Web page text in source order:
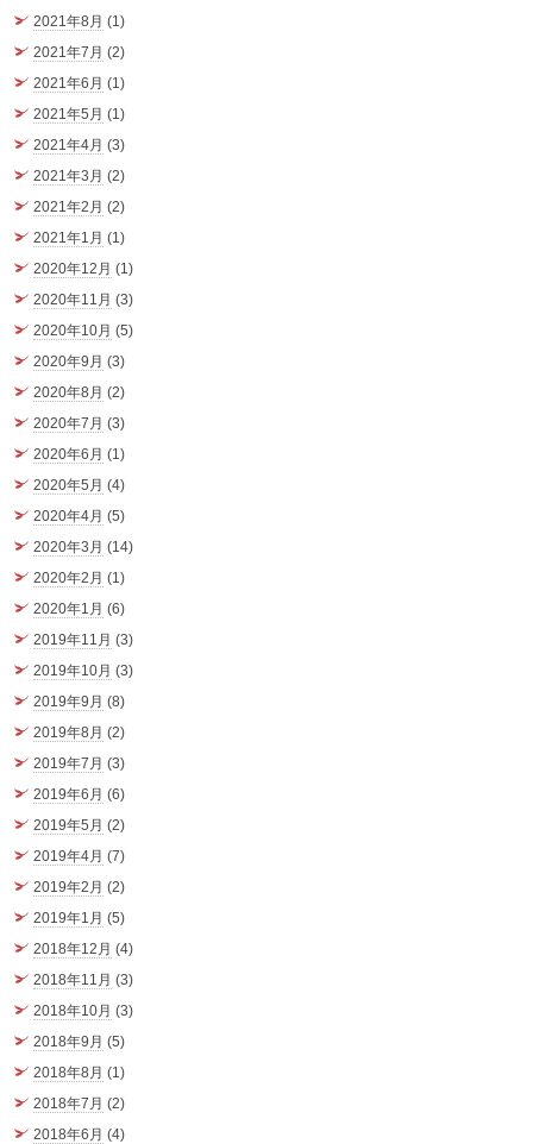
2021年8月 (1)
2021年7月 (2)
2021年6月 (1)
2021年5月 (1)
2021年4月 (3)
2021年3月 (2)
2021年2月 (2)
2021年1月 (1)
2020年12月 (1)
2020年11月 (3)
2020年10月 (5)
2020年9月 (3)
2020年8月 (2)
2020年7月 (3)
2020年6月 (1)
2020年5月 (4)
2020年4月 (5)
2020年3月 (14)
2020年2月 (1)
2020年1月 (6)
2019年11月 (3)
2019年10月 (3)
2019年9月 (8)
2019年8月 (2)
2019年7月 (3)
2019年6月 (6)
2019年5月 (2)
2019年4月 (7)
2019年2月 (2)
2019年1月 (5)
2018年12月 (4)
2018年11月 (3)
2018年10月 (3)
2018年9月 (5)
2018年8月 (1)
2018年7月 (2)
2018年6月 (4)